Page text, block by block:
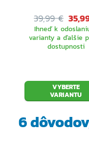
39,99 €
Ihneď k
varianty a ďalšie
dostupnosti
VYBERTE
VARIANTU
6